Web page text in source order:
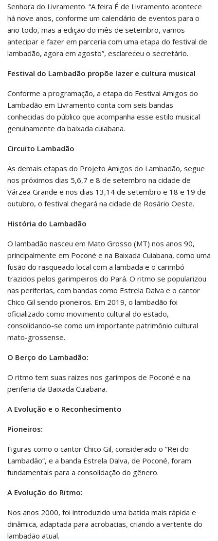
Senhora do Livramento. “A feira É de Livramento acontece
há nove anos, conforme um calendário de eventos para o
ano todo, mas a edição do mês de setembro, vamos
antecipar e fazer em parceria com uma etapa do festival de
lambadão, agora em agosto”, esclareceu o secretário.
Festival do Lambadão propõe lazer e cultura musical
Conforme a programação, a etapa do Festival Amigos do
Lambadão em Livramento conta com seis bandas
conhecidas do público que acompanha esse estilo musical
genuinamente da baixada cuiabana.
Circuito Lambadão
As demais etapas do Projeto Amigos do Lambadão, segue
nos próximos dias 5,6,7 e 8 de setembro na cidade de
Várzea Grande e nos dias 13,14 de setembro e 18 e 19 de
outubro, o festival chegará na cidade de Rosário Oeste.
História do Lambadão
O lambadão nasceu em Mato Grosso (MT) nos anos 90,
principalmente em Poconé e na Baixada Cuiabana, como uma
fusão do rasqueado local com a lambada e o carimbó
trazidos pelos garimpeiros do Pará. O ritmo se popularizou
nas periferias, com bandas como Estrela Dalva e o cantor
Chico Gil sendo pioneiros. Em 2019, o lambadão foi
oficializado como movimento cultural do estado,
consolidando-se como um importante patrimônio cultural
mato-grossense.
O Berço do Lambadão:
O ritmo tem suas raízes nos garimpos de Poconé e na
periferia da Baixada Cuiabana.
A Evolução e o Reconhecimento
Pioneiros:
Figuras como o cantor Chico Gil, considerado o “Rei do
Lambadão”, e a banda Estrela Dalva, de Poconé, foram
fundamentais para a consolidação do gênero.
A Evolução do Ritmo:
Nos anos 2000, foi introduzido uma batida mais rápida e
dinâmica, adaptada para acrobacias, criando a vertente do
lambadão atual.